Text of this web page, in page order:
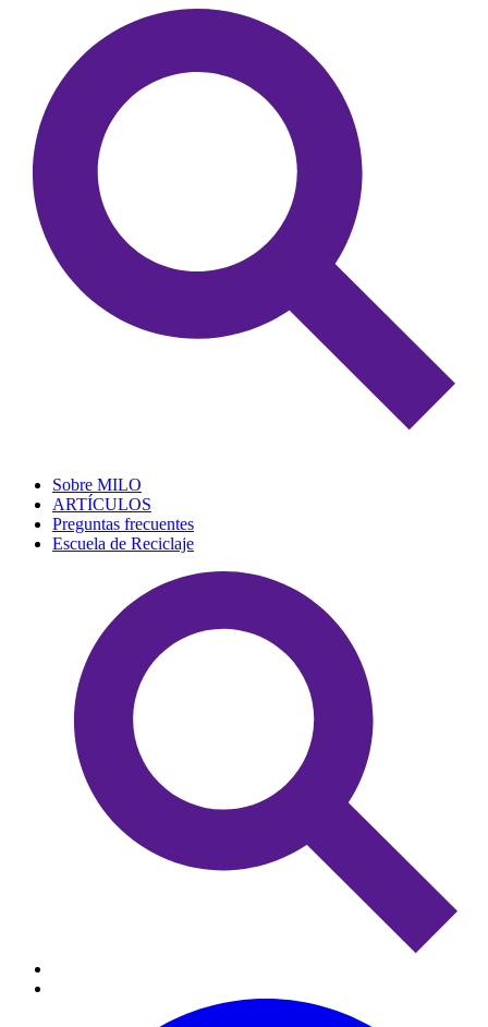
Sobre MILO
ARTÍCULOS
Preguntas frecuentes
Escuela de Reciclaje